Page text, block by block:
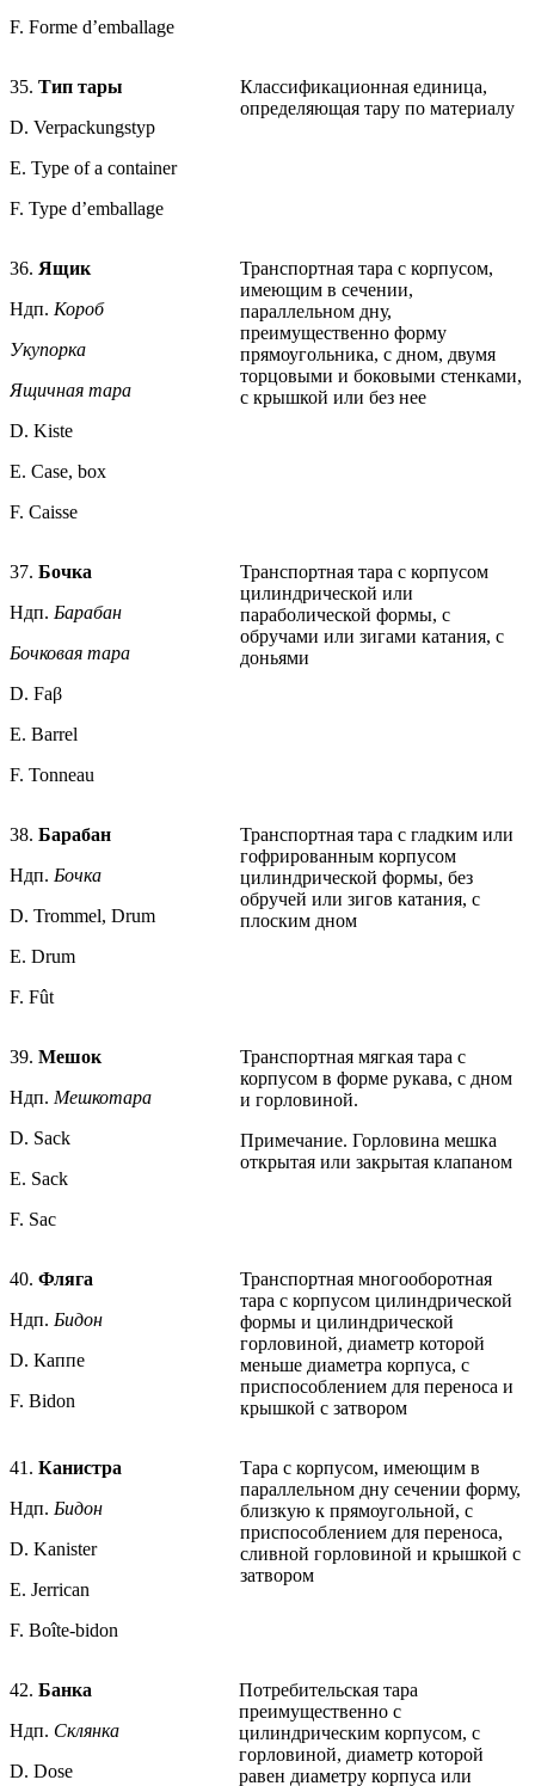
F. Forme d’emballage
35. Тип тары
D. Verpackungstyp
E. Type of a container
F. Type d’emballage
Классификационная единица,
определяющая тару по материалу
36. Ящик
Ндп. Короб
Укупорка
Ящичная тара
D. Kiste
E. Case, box
F. Caisse
Транспортная тара с корпусом,
имеющим в сечении,
параллельном дну,
преимущественно форму
прямоугольника, с дном, двумя
торцовыми и боковыми стенками,
с крышкой или без нее
37. Бочка
Ндп. Барабан
Бочковая тара
D. Faβ
E. Barrel
F. Tonneau
Транспортная тара с корпусом
цилиндрической или
параболической формы, с
обручами или зигами катания, с
доньями
38. Барабан
Ндп. Бочка
D. Trommel, Drum
E. Drum
F. Fût
Транспортная тара с гладким или
гофрированным корпусом
цилиндрической формы, без
обручей или зигов катания, с
плоским дном
39. Мешок
Ндп. Мешкотара
D. Sack
E. Sack
F. Sac
Транспортная мягкая тара с
корпусом в форме рукава, с дном
и горловиной.
Примечание. Горловина мешка
открытая или закрытая клапаном
40. Фляга
Ндп. Бидон
D. Каппе
F. Bidon
Транспортная многооборотная
тара с корпусом цилиндрической
формы и цилиндрической
горловиной, диаметр которой
меньше диаметра корпуса, с
приспособлением для переноса и
крышкой с затвором
41. Канистра
Ндп. Бидон
D. Kanister
E. Jerrican
F. Boîte-bidon
Тара с корпусом, имеющим в
параллельном дну сечении форму,
близкую к прямоугольной, с
приспособлением для переноса,
сливной горловиной и крышкой с
затвором
42. Банка
Ндп. Склянка
D. Dose
Потребительская тара
преимущественно с
цилиндрическим корпусом, с
горловиной, диаметр которой
равен диаметру корпуса или